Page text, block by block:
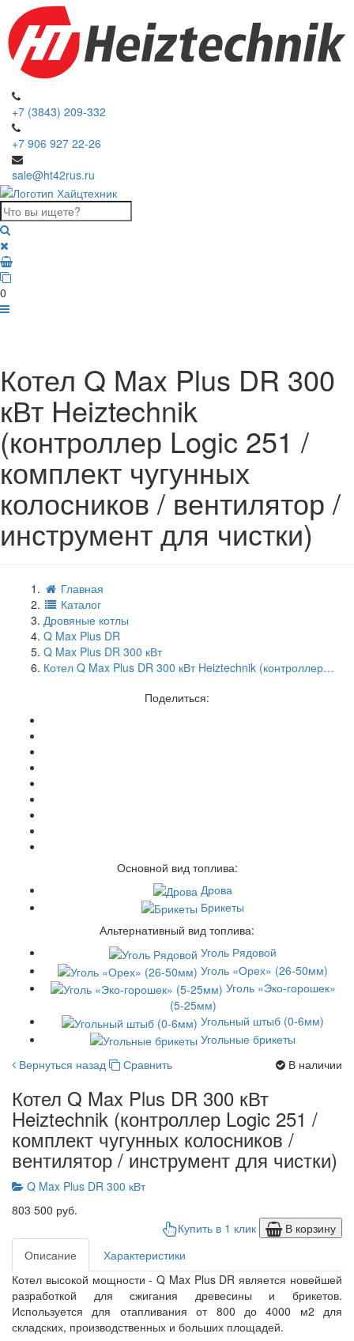
+7 (3843) 209-332
+7 906 927 22-26
sale@ht42rus.ru
0
Котел Q Max Plus DR 300
кВт Heiztechnik
(контроллер Logic 251 /
комплект чугунных
колосников / вентилятор /
инструмент для чистки)
Главная
Каталог
Дровяные котлы
Q Max Plus DR
Q Max Plus DR 300 кВт
Котел Q Max Plus DR 300 кВт Heiztechnik (контроллер…
Поделиться:
Основной вид топлива:
Дрова
Брикеты
Альтернативный вид топлива:
Уголь Рядовой
Уголь «Орех» (26-50мм)
Уголь «Эко-горошек»
(5-25мм)
Угольный штыб (0-6мм)
Угольные брикеты
Вернуться назад
Сравнить В наличии
Котел Q Max Plus DR 300 кВт
Heiztechnik (контроллер Logic 251 /
комплект чугунных колосников /
вентилятор / инструмент для чистки)
Q Max Plus DR 300 кВт
803 500 руб.
Купить в 1 клик
В корзину
Описание
Характеристики
Котел высокой мощности - Q Max Plus DR является новейшей
разработкой для сжигания древесины и брикетов.
Используется для отапливания от 800 до 4000 м2 для
складских, производственных и больших площадей.